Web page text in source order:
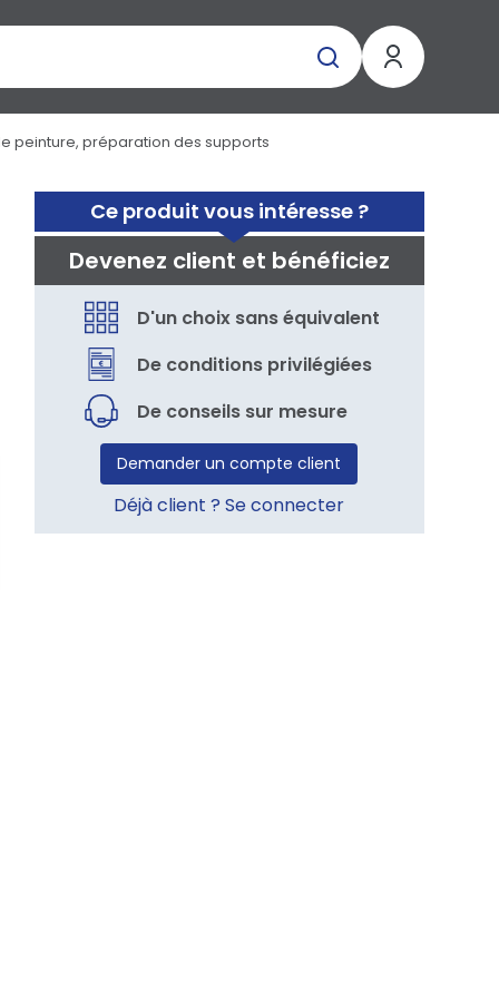
peinture, préparation des supports
Ce produit vous intéresse ?
Devenez client et bénéficiez
D'un choix sans équivalent
De conditions privilégiées
De conseils sur mesure
Demander un compte client
Déjà client ? Se connecter